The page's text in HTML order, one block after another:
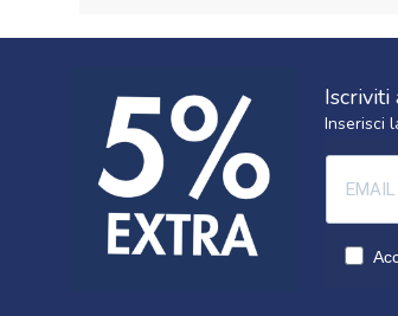
Inserisci